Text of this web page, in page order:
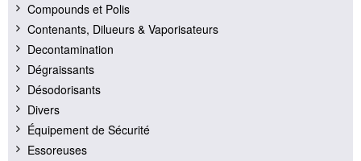
Compounds et Polis
Contenants, Dilueurs & Vaporisateurs
Decontamination
Dégraissants
Désodorisants
Divers
Équipement de Sécurité
Essoreuses